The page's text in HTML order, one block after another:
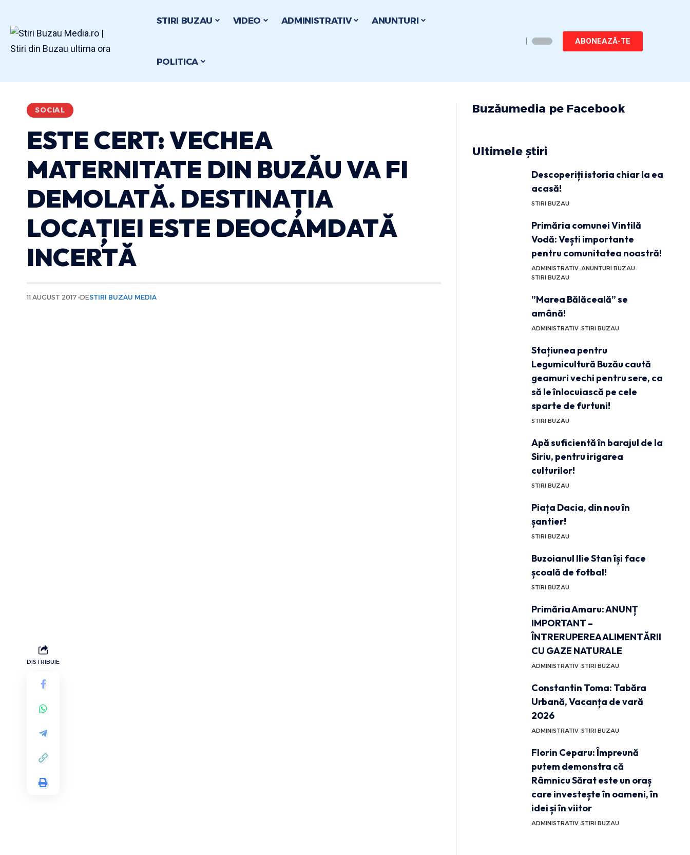
STIRI BUZAU VIDEO ADMINISTRATIV ANUNTURI
POLITICA
ABONEAZĂ-TE
SOCIAL
ESTE CERT: VECHEA
MATERNITATE DIN BUZĂU VA FI
DEMOLATĂ. DESTINAȚIA
LOCAȚIEI ESTE DEOCAMDATĂ
INCERTĂ
11 AUGUST 2017 DESTIRI BUZAU MEDIA
DISTRIBUIE
Buzăumedia pe Facebook
Ultimele știri
Descoperiți istoria chiar la ea
acasă!
STIRI BUZAU
Primăria comunei Vintilă
Vodă: Vești importante
pentru comunitatea noastră!
ADMINISTRATIV ANUNTURI BUZAU
STIRI BUZAU
”Marea Bălăceală” se
amână!
ADMINISTRATIV STIRI BUZAU
Stațiunea pentru
Legumicultură Buzău caută
geamuri vechi pentru sere, ca
să le înlocuiască pe cele
sparte de furtuni!
STIRI BUZAU
Apă suficientă în barajul de la
Siriu, pentru irigarea
culturilor!
STIRI BUZAU
Piața Dacia, din nou în
șantier!
STIRI BUZAU
Buzoianul Ilie Stan își face
școală de fotbal!
STIRI BUZAU
Primăria Amaru: ANUNȚ
IMPORTANT –
ÎNTRERUPEREA ALIMENTĂRII
CU GAZE NATURALE
ADMINISTRATIV STIRI BUZAU
Constantin Toma: Tabăra
Urbană, Vacanța de vară
2026
ADMINISTRATIV STIRI BUZAU
Florin Ceparu: Împreună
putem demonstra că
Râmnicu Sărat este un oraș
care investește în oameni, în
idei și în viitor
ADMINISTRATIV STIRI BUZAU